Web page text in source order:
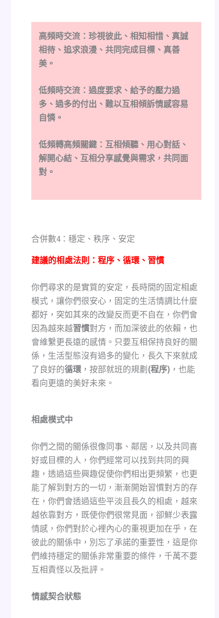
高頻時交流：珍視彼此、相知相惜、真誠
相待、追求浪漫、共同完成目標、真善
美。
低頻時交流：過度要求、給予的壓力過
多、過多的付出、難以互相傾訴情感容易
自憐。
低頻轉高頻關鍵：互相傾聽、用心對話、
解開心結、互相分享感覺與需求，共同面
對。
合併數4：穩定、秩序、安定
建議的相處法則：程序、循環、習慣
你們尋求的是實質的安定，長時間的固定相處
模式，讓你們很安心，固定的生活情調比什麼
都好，突如其來的改變反而更不自在，你們會
因為越來越習慣對方，而加深彼此的依賴，也
會維繫更長遠的感情。只要互相保持良好的關
係，生活型態沒有過多的變化，長久下來就成
了良好的循環，按部就班的規劃 (程序) ，也能
看向更遠的美好未來。
相處模式中
你們之間的關係很像同事、鄰居，以及共同喜
好或目標的人，你們經常可以找到共同的興
趣，透過這些興趣促使你們相出更頻繁，也更
能了解到對方的一切，漸漸開始習慣對方的存
在，你們會透過這些平淡且長久的相處，越來
越依靠對方，既使你們很常見面，卻鮮少表露
情感，你們對於心裡內心的重視更加在乎，在
彼此的關係中，別忘了承諾的重要性，這是你
們維持穩定的關係非常重要的條件，千萬不要
互相責怪以及批評。
情感契合狀態